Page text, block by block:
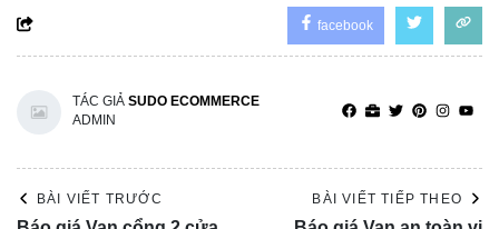
facebook
TÁC GIẢ SUDO ECOMMERCE
ADMIN
BÀI VIẾT TRƯỚC BÀI VIẾT TIẾP THEO